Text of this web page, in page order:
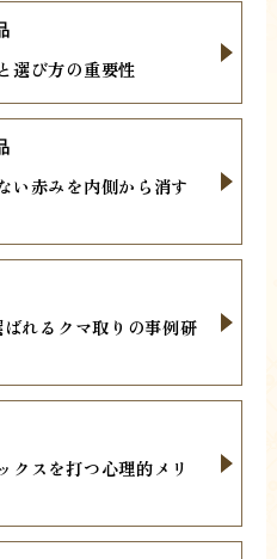
選び方の重要性
い赤みを内側から消す
れるクマ取りの事例研
クスを打つ心理的メリ